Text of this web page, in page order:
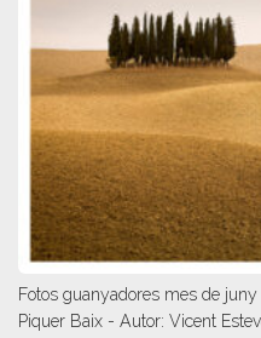
Fotos guanyadores mes de
Piquer Baix - Autor: Vicent